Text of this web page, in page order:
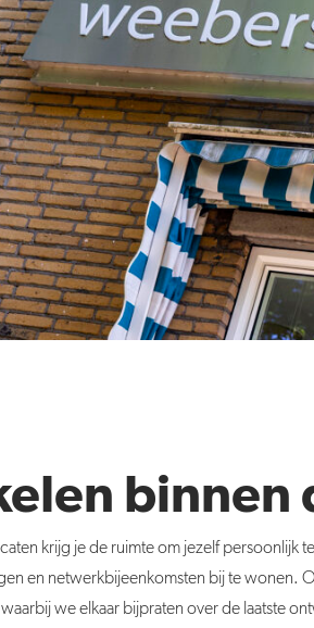
binnen
krijg je de ruimte om jezelf persoonlijk
en netwerkbijeenkomsten bij te wonen.
we elkaar bijpraten over de laatste